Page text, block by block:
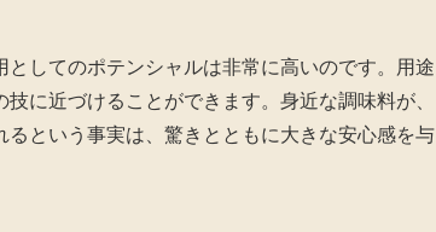
してのポテンシャルは非常に高いのです。用途
に近づけることができます。身近な調味料が、
という事実は、驚きとともに大きな安心感を与